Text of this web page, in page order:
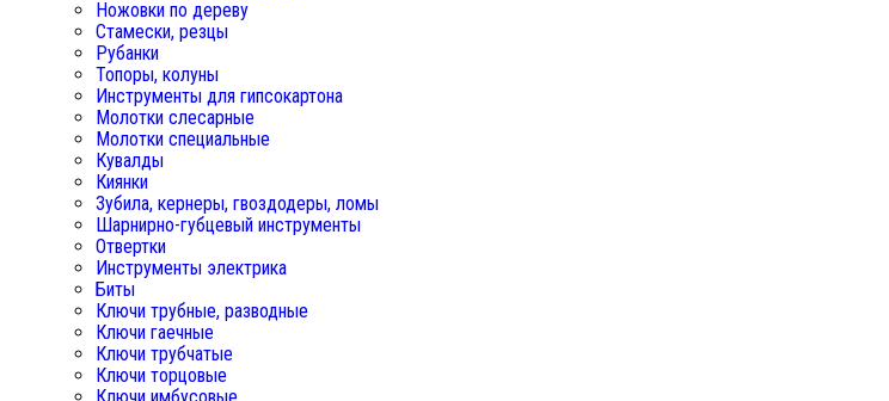
Ножовки по дереву
Стамески, резцы
Рубанки
Топоры, колуны
Инструменты для гипсокартона
Молотки слесарные
Молотки специальные
Кувалды
Киянки
Зубила, кернеры, гвоздодеры, ломы
Шарнирно-губцевый инструменты
Отвертки
Инструменты электрика
Биты
Ключи трубные, разводные
Ключи гаечные
Ключи трубчатые
Ключи торцовые